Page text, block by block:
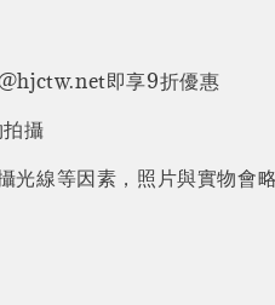
即享9折優惠
攝
光線等因素，照片與實物會